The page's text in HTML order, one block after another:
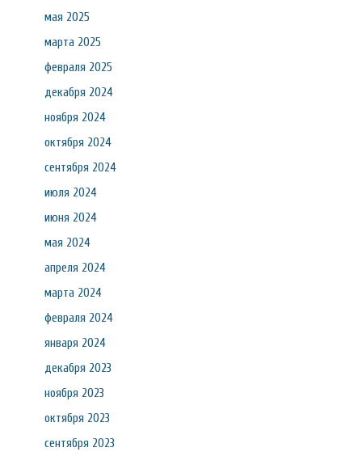
мая 2025
марта 2025
февраля 2025
декабря 2024
ноября 2024
октября 2024
сентября 2024
июля 2024
июня 2024
мая 2024
апреля 2024
марта 2024
февраля 2024
января 2024
декабря 2023
ноября 2023
октября 2023
сентября 2023